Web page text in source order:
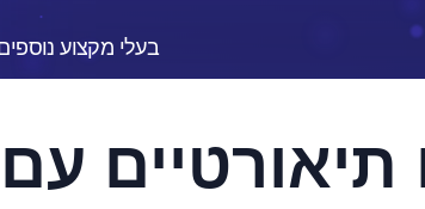
בעלי מקצוע
תיאורטיים עם